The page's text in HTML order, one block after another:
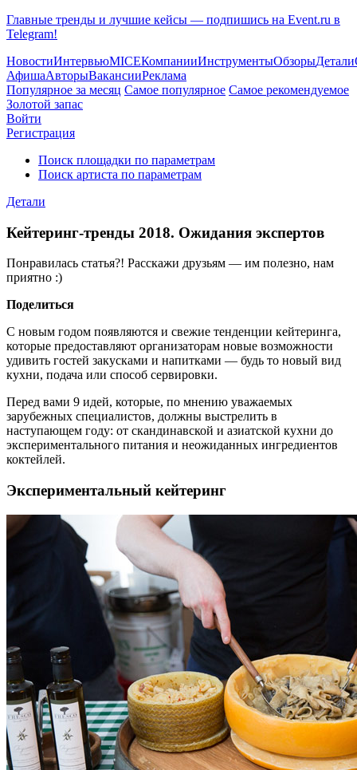
Главные тренды и лучшие кейсы — подпишись на Event.ru в
Telegram!
НовостиИнтервьюMICEКомпанииИнструментыОбзорыДетали
АфишаАвторыВакансииРеклама
Популярное за месяц Самое популярное Самое рекомендуемое
Золотой запас
Войти
Регистрация
Поиск площадки по параметрам
Поиск артиста по параметрам
Детали
Кейтеринг-тренды 2018. Ожидания экспертов
Понравилась статья?! Расскажи друзьям — им полезно, нам
приятно :)
Поделиться
С новым годом появляются и свежие тенденции кейтеринга,
которые предоставляют организаторам новые возможности
удивить гостей закусками и напитками — будь то новый вид
кухни, подача или способ сервировки.
Перед вами 9 идей, которые, по мнению уважаемых
зарубежных специалистов, должны выстрелить в
наступающем году: от скандинавской и азиатской кухни до
экспериментального питания и неожиданных ингредиентов
коктейлей.
Экспериментальный кейтеринг